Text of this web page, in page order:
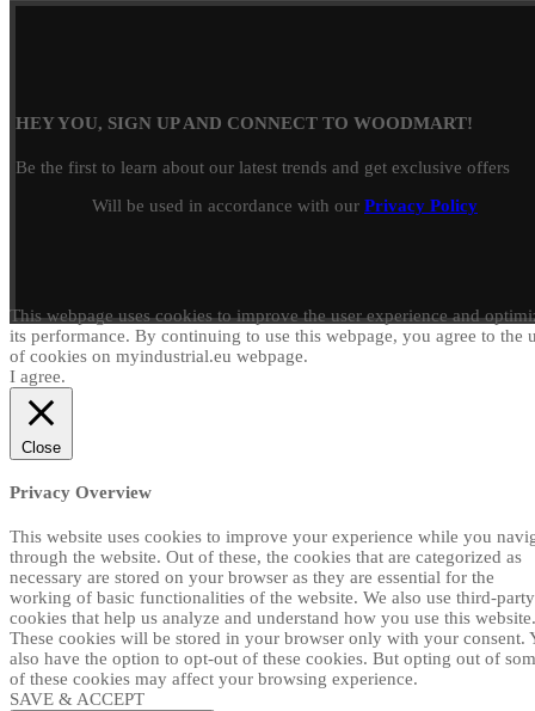
HEY YOU, SIGN UP AND CONNECT TO WOODMART!
Be the first to learn about our latest trends and get exclusive offers
Will be used in accordance with our Privacy Policy
This webpage uses cookies to improve the user experience and
its performance. By continuing to use this webpage, you agree to the
of cookies on myindustrial.eu webpage.
I agree.
Close
Privacy Overview
This website uses cookies to improve your experience while you
through the website. Out of these, the cookies that are categorized as
necessary are stored on your browser as they are essential for the
working of basic functionalities of the website. We also use third-party
cookies that help us analyze and understand how you use this website.
These cookies will be stored in your browser only with your consent.
also have the option to opt-out of these cookies. But opting out of
of these cookies may affect your browsing experience.
SAVE & ACCEPT